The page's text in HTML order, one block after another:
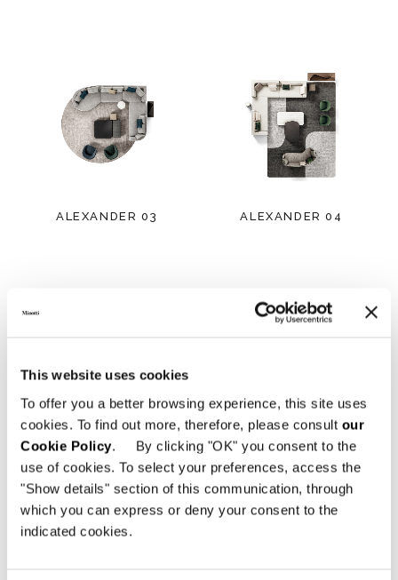
This website uses cookies
To offer you a better browsing experience, this site uses
cookies. To find out more, therefore, please consult our
Cookie Policy. By clicking "OK" you consent to the
use of cookies. To select your preferences, access the
"Show details" section of this communication, through
which you can express or deny your consent to the
indicated cookies.
ALEXANDER 03 ALEXANDER 04
Technical Features
SOFA LOW CM 229